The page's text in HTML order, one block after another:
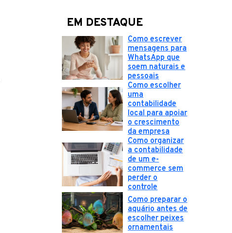
EM DESTAQUE
Como escrever
mensagens para
WhatsApp que
soem naturais e
pessoais
Como escolher
uma
contabilidade
local para apoiar
o crescimento
da empresa
Como organizar
a contabilidade
de um e-
commerce sem
perder o
controle
Como preparar o
aquário antes de
escolher peixes
ornamentais